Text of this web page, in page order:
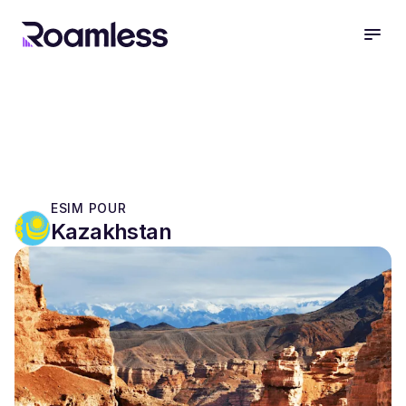
ESIM POUR
Kazakhstan